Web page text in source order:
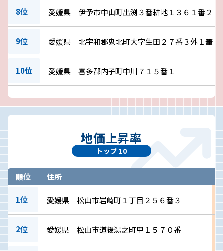
8位 愛媛県 伊予市中山町出渕３番耕地１３６１番２
9位 愛媛県 北宇和郡鬼北町大字生田２７番３外１筆
10位 愛媛県 喜多郡内子町中川７１５番１
地価上昇率
トップ10
順位 住所
1位 愛媛県 松山市岩崎町１丁目２５６番３
2位 愛媛県 松山市道後湯之町甲１５７０番